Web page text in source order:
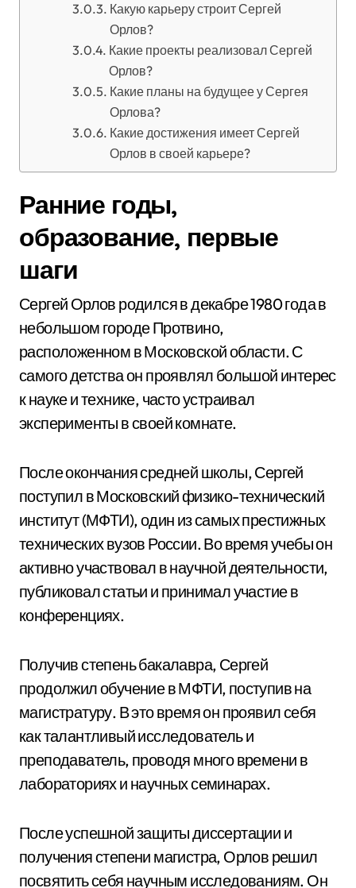
Какую карьеру строит Сергей
Орлов?
Какие проекты реализовал Сергей
Орлов?
Какие планы на будущее у Сергея
Орлова?
Какие достижения имеет Сергей
Орлов в своей карьере?
Ранние годы,
образование, первые
шаги
Сергей Орлов родился в декабре 1980 года в
небольшом городе Протвино,
расположенном в Московской области. С
самого детства он проявлял большой интерес
к науке и технике, часто устраивал
эксперименты в своей комнате.
После окончания средней школы, Сергей
поступил в Московский физико-технический
институт (МФТИ), один из самых престижных
технических вузов России. Во время учебы он
активно участвовал в научной деятельности,
публиковал статьи и принимал участие в
конференциях.
Получив степень бакалавра, Сергей
продолжил обучение в МФТИ, поступив на
магистратуру. В это время он проявил себя
как талантливый исследователь и
преподаватель, проводя много времени в
лабораториях и научных семинарах.
После успешной защиты диссертации и
получения степени магистра, Орлов решил
посвятить себя научным исследованиям. Он